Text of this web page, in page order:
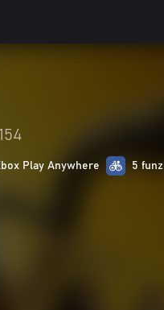
154
Play Anywhere 5